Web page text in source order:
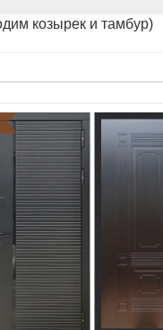
козырек и тамбур)